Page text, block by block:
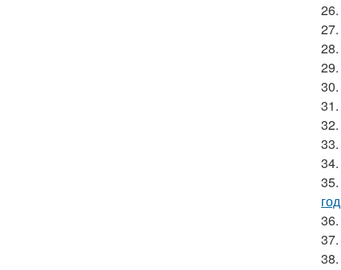
26.
27.
28.
29.
30.
31.
32.
33.
34.
35.
год
36.
37.
38.